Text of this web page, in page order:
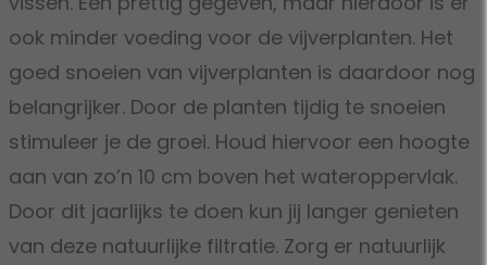
ook minder voeding voor de vijverplanten. Het
goed snoeien van vijverplanten is daardoor nog
belangrijker. Door de planten tijdig te snoeien
stimuleer je de groei. Houd hiervoor een hoogte
aan van zo’n 10 cm boven het wateroppervlak.
Door dit jaarlijks te doen kun jij langer genieten
van deze natuurlijke filtratie. Zorg er natuurlijk